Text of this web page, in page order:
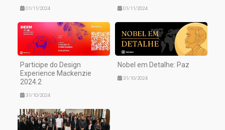
01/11/2024 01/11/2024
Participe do Design
Experience Mackenzie
2024.2
31/10/2024
Nobel em Detalhe: Paz
31/10/2024